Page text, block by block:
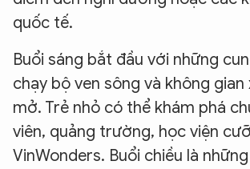
quốc tế.
Buổi sáng bắt đầu với những
chạy bộ ven sông và không gian
mở. Trẻ nhỏ có thể khám phá
viên, quảng trường, học viện
VinWonders. Buổi chiều là